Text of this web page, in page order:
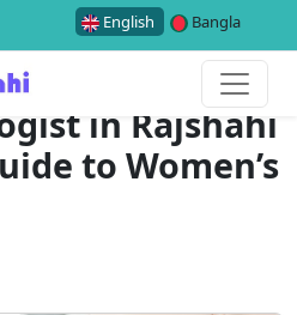
English Bangla
in Rajshahi
to Women’s